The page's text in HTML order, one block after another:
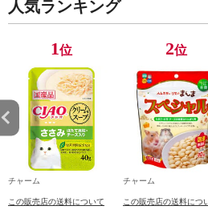
人気ランキング
1位
チャーム
この販売店の送料について
2位
チャーム
この販売店の送料につ